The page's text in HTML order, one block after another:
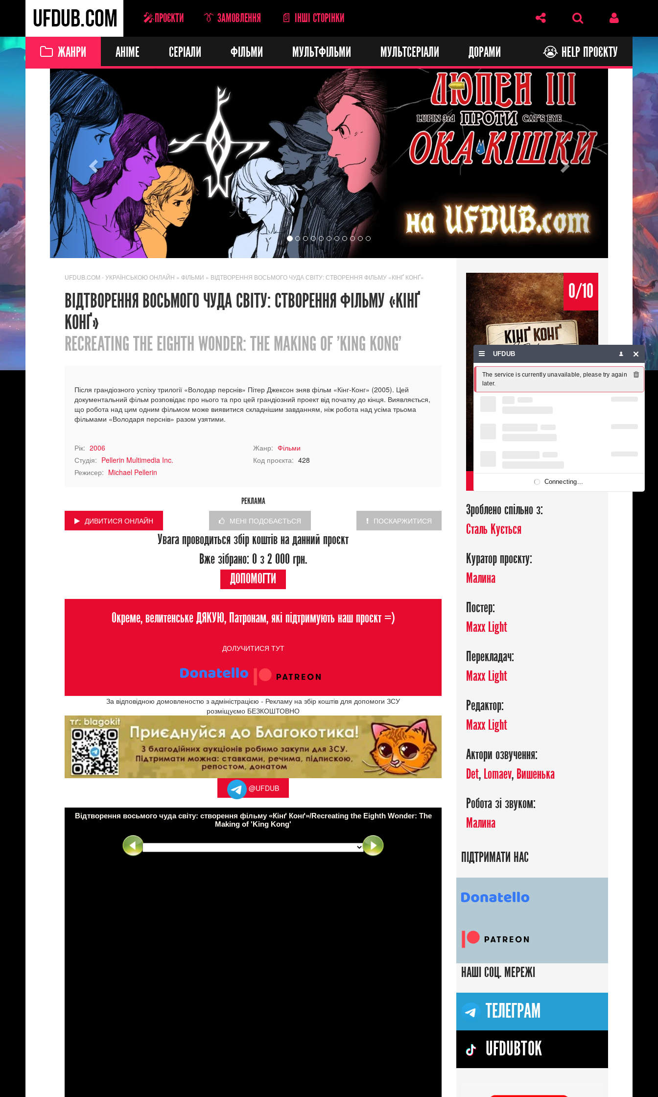
🎤ПРОЄКТИ 👔 ЗАМОВЛЕННЯ 📄 ІНШІ СТОРІНКИ
ЖАНРИ АНІМЕ СЕРІАЛИ ФІЛЬМИ МУЛЬТФІЛЬМИ МУЛЬТСЕРІАЛИ ДОРАМИ 😭 HELP ПРОЄКТУ
Previous Next
UFDUB.COM - УКРАЇНСЬКОЮ ОНЛАЙН » ФІЛЬМИ » ВІДТВОРЕННЯ ВОСЬМОГО ЧУДА СВІТУ: СТВОРЕННЯ ФІЛЬМУ «КІНҐ КОНҐ»
ВІДТВОРЕННЯ ВОСЬМОГО ЧУДА СВІТУ: СТВОРЕННЯ ФІЛЬМУ «КІНҐ
КОНҐ»
RECREATING THE EIGHTH WONDER: THE MAKING OF 'KING KONG'
Після грандіозного успіху трилогії «Володар перснів» Пітер Джексон зняв фільм «Кінг-Конг» (2005). Цей
документальний фільм розповідає про нього та про цей грандіозний проект від початку до кінця. Виявляється,
що робота над цим одним фільмом може виявитися складнішим завданням, ніж робота над усіма трьома
фільмами «Володаря перснів» разом узятими.
Рік: 2006
Студія: Pellerin Multimedia Inc.
Режисер: Michael Pellerin
Жанр: Фільми
Код проєкта: 428
РЕКЛАМА
ДИВИТИСЯ ОНЛАЙН МЕНІ ПОДОБАЄТЬСЯ ПОСКАРЖИТИСЯ
Увага проводиться збір коштів на данний проєкт
Вже зібрано: 0 з 2 000 грн.
ДОПОМОГТИ
Окреме, велитенське ДЯКУЮ, Патронам, які підтримують наш проєкт =)
ДОЛУЧИТИСЯ ТУТ
За відповідною домовленостю з адміністрацією - Рекламу на збір коштів для допомоги ЗСУ
розміщуємо БЕЗКОШТОВНО
@UFDUB
0/10
ДИВИТИСЯ
Зроблено спільно з:
Сталь Кується
Куратор проєкту:
Малина
Постер:
Maxx Light
Перекладач:
Maxx Light
Редактор:
Maxx Light
Актори озвучення:
Det, Lomaev, Вишенька
Робота зі звуком:
Малина
ПІДТРИМАТИ НАС
НАШІ СОЦ. МЕРЕЖІ
ТЕЛЕГРАМ
UFDUBTOK
UFDUB
The service is currently unavailable, please try again
later.
Connecting...